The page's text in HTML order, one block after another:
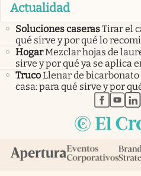
Actualidad
Soluciones caserasTirar el
qué sirve y por qué lo
HogarMezclar hojas de
sirve y por qué ya se aplica
TrucoLlenar de bicarbonato
casa: para qué sirve y por
abre en